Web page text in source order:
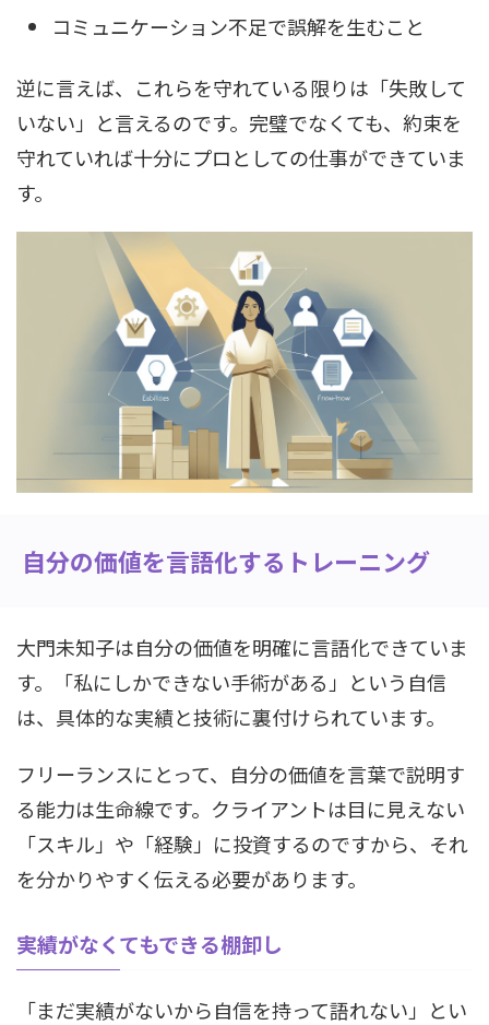
コミュニケーション不足で誤解を生むこと
逆に言えば、これらを守れている限りは「失敗して
いない」と言えるのです。完璧でなくても、約束を
守れていれば十分にプロとしての仕事ができていま
す。
自分の価値を言語化するトレーニング
大門未知子は自分の価値を明確に言語化できていま
す。「私にしかできない手術がある」という自信
は、具体的な実績と技術に裏付けられています。
フリーランスにとって、自分の価値を言葉で説明す
る能力は生命線です。クライアントは目に見えない
「スキル」や「経験」に投資するのですから、それ
を分かりやすく伝える必要があります。
実績がなくてもできる棚卸し
「まだ実績がないから自信を持って語れない」とい